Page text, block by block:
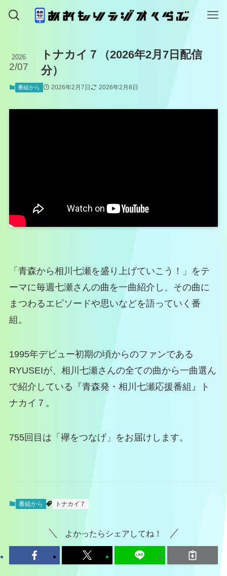
トナカイ７（2026年2月7日配信
分）
2026
2/07
番組から 2026年2月7日 2026年2月8日
「青森から相川七瀬を盛り上げていこう！」をテ
ーマに毎週七瀬さんの曲を一曲紹介し、その曲に
まつわるエピソードや思いなどを語っていく番
組。
1995年デビュー初期の頃からのファンである
RYUSEIが、相川七瀬さんの全ての曲から一曲選ん
で紹介している『青森発・相川七瀬応援番組』ト
ナカイ７。
755回目は「襷をつなげ」をお届けします。
番組から トナカイ７
よかったらシェアしてね！